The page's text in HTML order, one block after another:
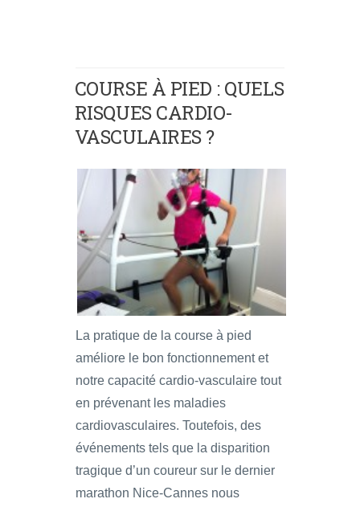
COURSE À PIED : QUELS
RISQUES CARDIO-
VASCULAIRES ?
La pratique de la course à pied
améliore le bon fonctionnement et
notre capacité cardio-vasculaire tout
en prévenant les maladies
cardiovasculaires. Toutefois, des
événements tels que la disparition
tragique d’un coureur sur le dernier
marathon Nice-Cannes nous